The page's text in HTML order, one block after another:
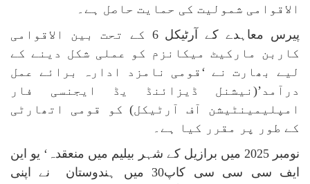
الاقوامی شمولیت کی حمایت حاصل ہے۔
پیرس معاہدے کے آرٹیکل 6 کے تحت بین الاقوامی
کاربن مارکیٹ میکانزم کو عملی شکل دینے کے
لیے بھارت نے ‘قومی نامزد ادارہ برائے عمل
درآمد’(نیشنل ڈیزائنڈ یڈ ایجنسی فار
امپلیمینٹیشن آف آرٹیکل) کو قومی اتھارٹی
کے طور پر مقرر کیا ہے۔
نومبر 2025 میں برازیل کے شہر بیلیم میں منعقدہ‘ یو این
ایف سی سی سی کاپ30 میں ہندوستان نے اپنی